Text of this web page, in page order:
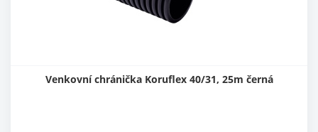
Venkovní chránička Koruflex 40/31, 25m černá